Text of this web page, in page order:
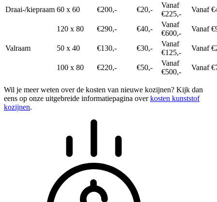
Draai-/kiepraam 60 x 60 €200,- €20,-
Vanaf
€225,-
Vanaf
120 x 80 €290,- €40,-
Vanaf
€600,-
Vanaf
Valraam 50 x 40 €130,- €30,-
Vanaf
€125,-
Vanaf
100 x 80 €220,- €50,-
Vanaf
€500,-
Vanaf
Wil je meer weten over de kosten van nieuwe kozijnen? Kijk dan
eens op onze uitgebreide informatiepagina overkosten kunststof
kozijnen.